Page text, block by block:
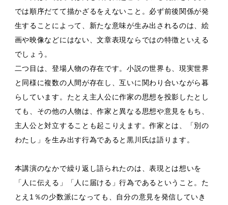
では順序だてて描かざるをえないこと。必ず前後関係が発
生することによって、新たな意味が生み出されるのは、絵
画や映像などにはない、文章表現ならではの特徴といえる
でしょう。
二つ目は、登場人物の存在です。小説の世界も、現実世界
と同様に複数の人間が存在し、互いに関わり合いながら暮
らしています。たとえ主人公に作家の思想を投影したとし
ても、その他の人物は、作家と異なる思想や意見をもち、
主人公と対立することも起こりえます。作家とは、「別の
わたし」を生み出す行為であると黒川氏は語ります。
本講演のなかで繰り返し語られたのは、表現とは想いを
「人に伝える」「人に届ける」行為であるということ。た
とえ1％の少数派になっても、自分の意見を発信していき